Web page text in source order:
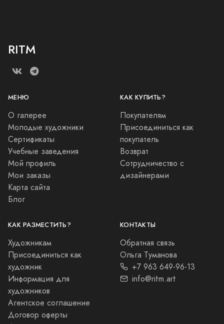
RITM
МЕНЮ
О галерее
Молодые художники
Сертификаты
Учебные заведения
Мой профиль
Мои заказы
Карта сайта
Блог
КАК КУПИТЬ?
Покупателям
Присоединиться как
покупатель
Возврат
Сотрудничество с
дизайнерами
КАК РАЗМЕСТИТЬ?
Художникам
Присоединиться как
художник
Информация для
художников
Агентское соглашение
Договор оферты
КОНТАКТЫ
Обратная связь
Ольга Туманова
+7 963 649-96-13
info@ritm.art